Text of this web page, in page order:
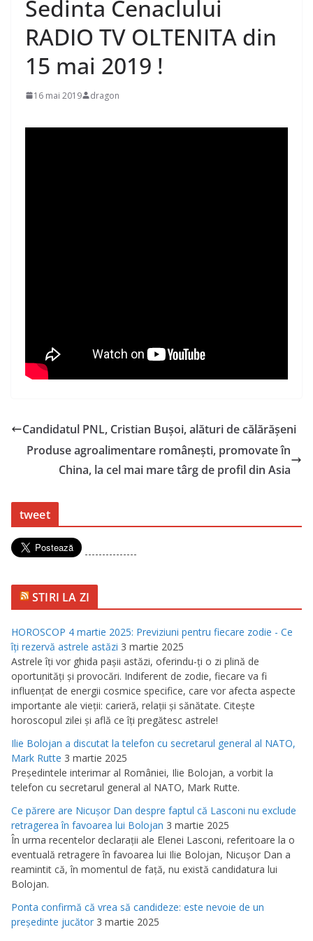
Sedinta Cenaclului
RADIO TV OLTENITA din
15 mai 2019 !
16 mai 2019 dragon
Candidatul PNL, Cristian Bușoi, alături de călărășeni
Produse agroalimentare româneşti, promovate în
China, la cel mai mare târg de profil din Asia
tweet
---------------
STIRI LA ZI
HOROSCOP 4 martie 2025: Previziuni pentru fiecare zodie - Ce
îţi rezervă astrele astăzi 3 martie 2025
Astrele îţi vor ghida paşii astăzi, oferindu-ţi o zi plină de
oportunităţi şi provocări. Indiferent de zodie, fiecare va fi
influenţat de energii cosmice specifice, care vor afecta aspecte
importante ale vieţii: carieră, relaţii şi sănătate. Citeşte
horoscopul zilei şi află ce îţi pregătesc astrele!
Ilie Bolojan a discutat la telefon cu secretarul general al NATO,
Mark Rutte 3 martie 2025
Preşedintele interimar al României, Ilie Bolojan, a vorbit la
telefon cu secretarul general al NATO, Mark Rutte.
Ce părere are Nicuşor Dan despre faptul că Lasconi nu exclude
retragerea în favoarea lui Bolojan 3 martie 2025
În urma recentelor declaraţii ale Elenei Lasconi, referitoare la o
eventuală retragere în favoarea lui Ilie Bolojan, Nicuşor Dan a
reamintit că, în momentul de faţă, nu există candidatura lui
Bolojan.
Ponta confirmă că vrea să candideze: este nevoie de un
preşedinte jucător 3 martie 2025